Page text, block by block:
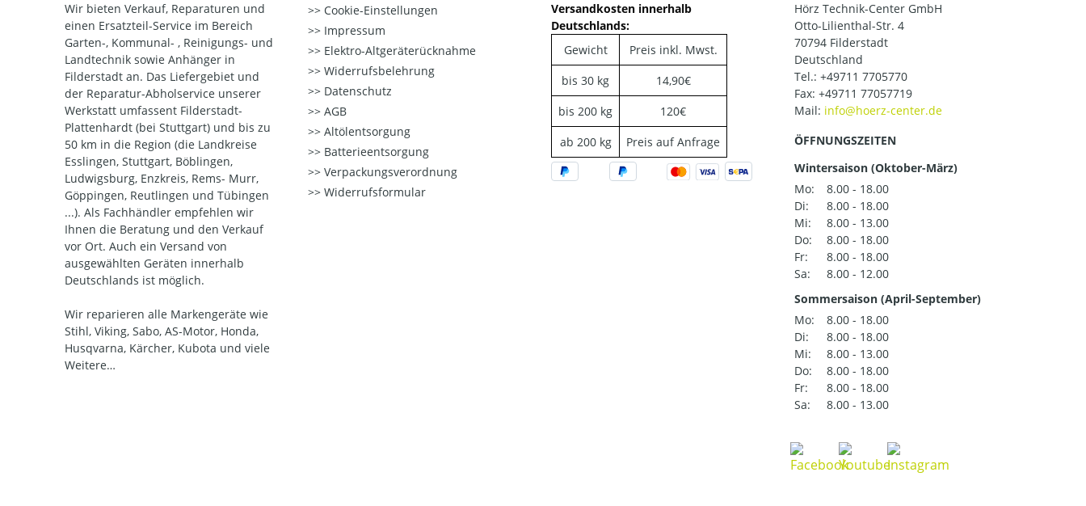
Wir bieten Verkauf, Reparaturen und
einen Ersatzteil-Service im Bereich
Garten-, Kommunal- , Reinigungs- und
Landtechnik sowie Anhänger in
Filderstadt an. Das Liefergebiet und
der Reparatur-Abholservice unserer
Werkstatt umfassent Filderstadt-
Plattenhardt (bei Stuttgart) und bis zu
50 km in die Region (die Landkreise
Esslingen, Stuttgart, Böblingen,
Ludwigsburg, Enzkreis, Rems- Murr,
Göppingen, Reutlingen und Tübingen
...). Als Fachhändler empfehlen wir
Ihnen die Beratung und den Verkauf
vor Ort. Auch ein Versand von
ausgewählten Geräten innerhalb
Deutschlands ist möglich.
Wir reparieren alle Markengeräte wie
Stihl, Viking, Sabo, AS-Motor, Honda,
Husqvarna, Kärcher, Kubota und viele
Weitere…
Cookie-Einstellungen
Impressum
Elektro-Altgeräterücknahme
Widerrufsbelehrung
Datenschutz
AGB
Altölentsorgung
Batterieentsorgung
Verpackungsverordnung
Widerrufsformular
Versandkosten innerhalb
Deutschlands:
Gewicht
Preis inkl. Mwst.
bis 30 kg
14,90€
bis 200 kg
120€
ab 200 kg
Preis auf Anfrage
Hörz Technik-Center GmbH
Otto-Lilienthal-Str. 4
70794 Filderstadt
Deutschland
Tel.: +49711 7705770
Fax: +49711 77057719
Mail:
ÖFFNUNGSZEITEN
Wintersaison (Oktober-März)
Mo:
8.00 - 18.00
Di:
8.00 - 18.00
Mi:
8.00 - 13.00
Do:
8.00 - 18.00
Fr:
8.00 - 18.00
Sa:
8.00 - 12.00
Sommersaison (April-September)
Mo:
8.00 - 18.00
Di:
8.00 - 18.00
Mi:
8.00 - 13.00
Do:
8.00 - 18.00
Fr:
8.00 - 18.00
Sa:
8.00 - 13.00